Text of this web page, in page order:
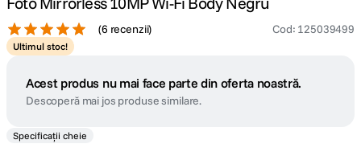
(6 recenzii) Cod: 125039499
Ultimul stoc!
Acest produs nu mai face parte din oferta noastră.
Descoperă mai jos produse similare.
Specificații cheie